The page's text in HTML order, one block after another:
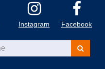
Instagram Facebook
Kurse
suchen